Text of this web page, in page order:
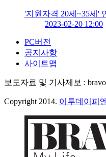
'지원자격 20세~35세'
2023-02-20 12:00
PC버전
공지사항
사이트맵
보도자료 및 기사제보 :
Copyright 2014. 이투데이피